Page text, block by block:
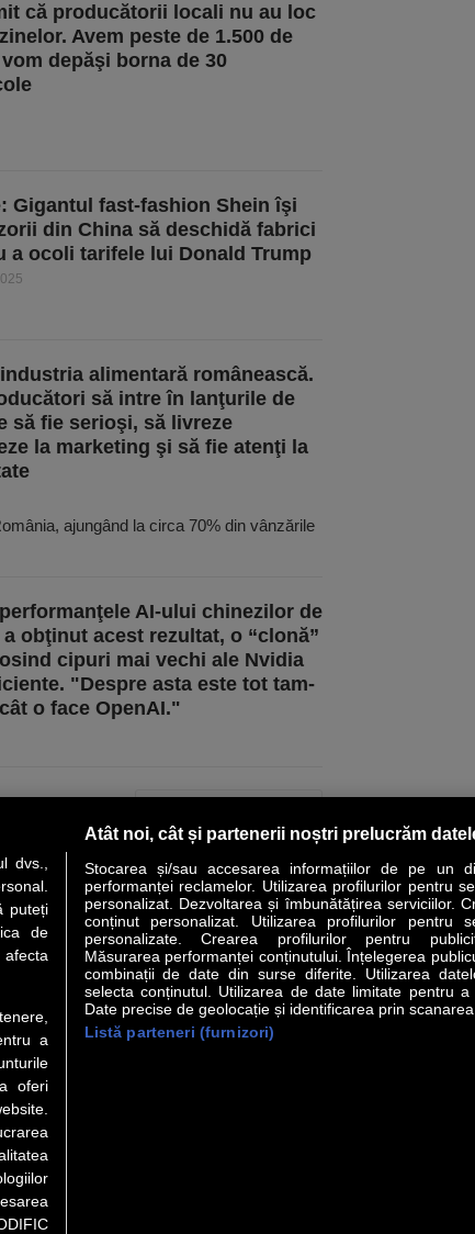
că producătorii locali nu au loc
Avem peste de 1.500 de
depăşi borna de 30
Gigantul fast-fashion Shein îşi
din China să deschidă fabrici
a ocoli tarifele lui Donald Trump
alimentară românească.
să intre în lanţurile de
să fie serioşi, să livreze
la marketing şi să fie atenţi la
ajungând la circa 70% din vânzările
AI-ului chinezilor de
obţinut acest rezultat, o “clonă”
cipuri mai vechi ale Nvidia
"Despre asta este tot tam-
o face OpenAI."
LIDERI ANALIZE HI-TECH MEET THE CEO
Politica de confidentialitate
Termeni si conditii
About cookies
Servicii
dvs.,
puteți
de
afecta
a
oferi
Atât noi, cât și partenerii noștri prelucrăm
Stocarea și/sau accesarea informațiilor de pe un
performanței reclamelor. Utilizarea profilurilor pentru
personalizat. Dezvoltarea și îmbunătățirea serviciilor.
conținut personalizat. Utilizarea profilurilor pentru
personalizate. Crearea profilurilor pentru
Măsurarea performanței conținutului. Înțelegerea
combinații de date din surse diferite. Utilizarea
selecta conținutul. Utilizarea de date limitate pentru a
Date precise de geolocație și identificarea prin scanarea
Listă parteneri (furnizori)